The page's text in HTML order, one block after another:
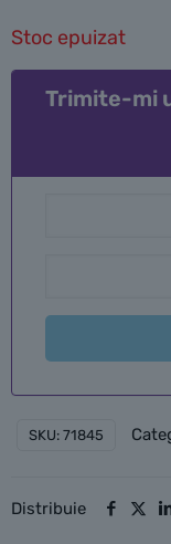
Stoc epuizat
Trimite-mi
SKU: 71845
Distribuie